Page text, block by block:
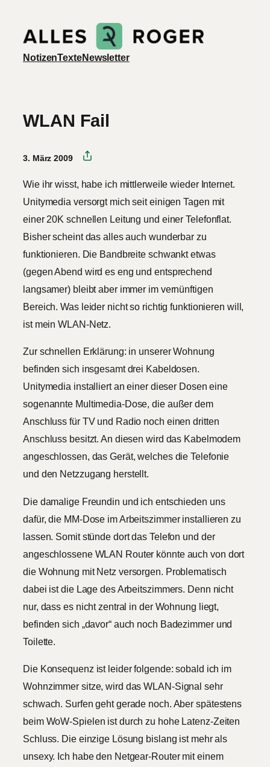
Inhalt
springen
NotizenTexteNewsletter
WLAN Fail
3. März 2009
Wie ihr wisst, habe ich mittlerweile wieder Internet.
Unitymedia versorgt mich seit einigen Tagen mit
einer 20K schnellen Leitung und einer Telefonflat.
Bisher scheint das alles auch wunderbar zu
funktionieren. Die Bandbreite schwankt etwas
(gegen Abend wird es eng und entsprechend
langsamer) bleibt aber immer im vernünftigen
Bereich. Was leider nicht so richtig funktionieren will,
ist mein WLAN-Netz.
Zur schnellen Erklärung: in unserer Wohnung
befinden sich insgesamt drei Kabeldosen.
Unitymedia installiert an einer dieser Dosen eine
sogenannte Multimedia-Dose, die außer dem
Anschluss für TV und Radio noch einen dritten
Anschluss besitzt. An diesen wird das Kabelmodem
angeschlossen, das Gerät, welches die Telefonie
und den Netzzugang herstellt.
Die damalige Freundin und ich entschieden uns
dafür, die MM-Dose im Arbeitszimmer installieren zu
lassen. Somit stünde dort das Telefon und der
angeschlossene WLAN Router könnte auch von dort
die Wohnung mit Netz versorgen. Problematisch
dabei ist die Lage des Arbeitszimmers. Denn nicht
nur, dass es nicht zentral in der Wohnung liegt,
befinden sich „davor“ auch noch Badezimmer und
Toilette.
Die Konsequenz ist leider folgende: sobald ich im
Wohnzimmer sitze, wird das WLAN-Signal sehr
schwach. Surfen geht gerade noch. Aber spätestens
beim WoW-Spielen ist durch zu hohe Latenz-Zeiten
Schluss. Die einzige Lösung bislang ist mehr als
unsexy. Ich habe den Netgear-Router mit einem